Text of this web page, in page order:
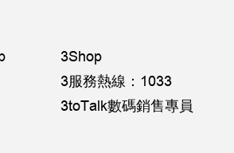
3Shop
3服務熱線：1033
3toTalk數碼銷售專員